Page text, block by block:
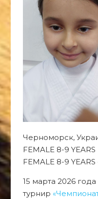
Черноморск,
FEMALE 8-9
FEMALE 8-9
15 марта 2026
турнир